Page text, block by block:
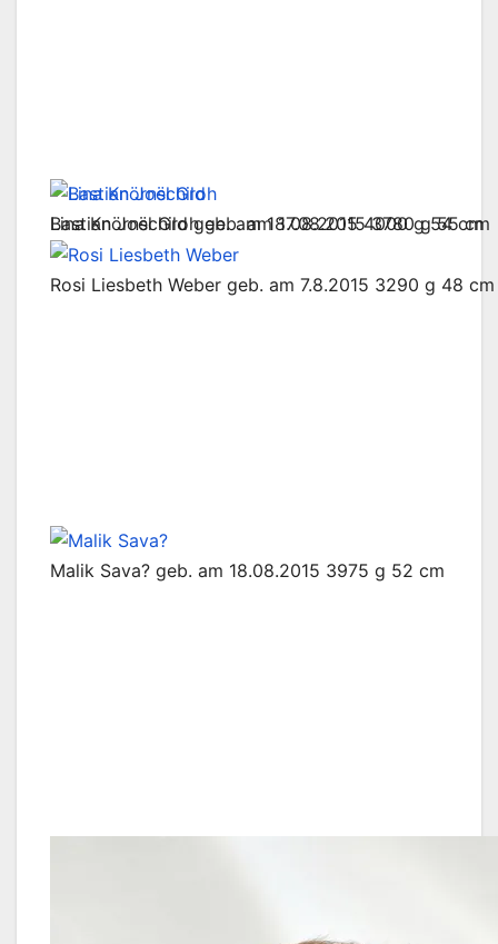
Lina Knörnschild geb. am 18.08.2015 4000 g 54 cm
Malik Sava? geb. am 18.08.2015 3975 g 52 cm
Bastian Joël Groh geb. am 17.08.2015 3780 g 55 cm
Rosi Liesbeth Weber geb. am 7.8.2015 3290 g 48 cm